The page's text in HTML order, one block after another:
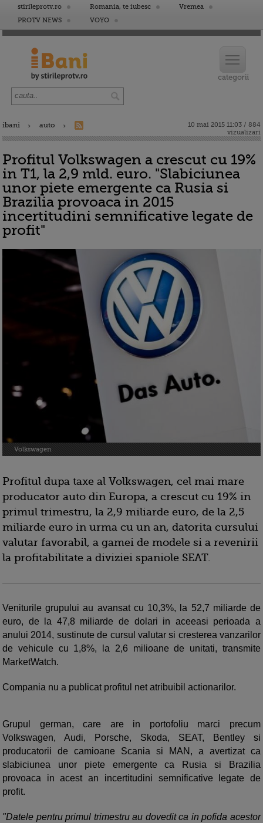
stirileprotv.ro Romania, te iubesc
Vremea
PROTV NEWS
VOYO
ibani auto
10 mai 2015 11:03 / 884
vizualizari
Profitul Volkswagen a crescut cu 19%
in T1, la 2,9 mld. euro. "Slabiciunea
unor piete emergente ca Rusia si
Brazilia provoaca in 2015
incertitudini semnificative legate de
profit"
Volkswagen
Profitul dupa taxe al Volkswagen, cel mai mare
producator auto din Europa, a crescut cu 19% in
primul trimestru, la 2,9 miliarde euro, de la 2,5
miliarde euro in urma cu un an, datorita cursului
valutar favorabil, a gamei de modele si a revenirii
la profitabilitate a diviziei spaniole SEAT.
Veniturile grupului au avansat cu 10,3%, la 52,7 miliarde de
euro, de la 47,8 miliarde de dolari in aceeasi perioada a
anului 2014, sustinute de cursul valutar si cresterea vanzarilor
de vehicule cu 1,8%, la 2,6 milioane de unitati, transmite
MarketWatch.
Compania nu a publicat profitul net atribuibil actionarilor.
Grupul german, care are in portofoliu marci precum
Volkswagen, Audi, Porsche, Skoda, SEAT, Bentley si
producatorii de camioane Scania si MAN, a avertizat ca
slabiciunea unor piete emergente ca Rusia si Brazilia
provoaca in acest an incertitudini semnificative legate de
profit.
"Datele pentru primul trimestru au dovedit ca in pofida acestor